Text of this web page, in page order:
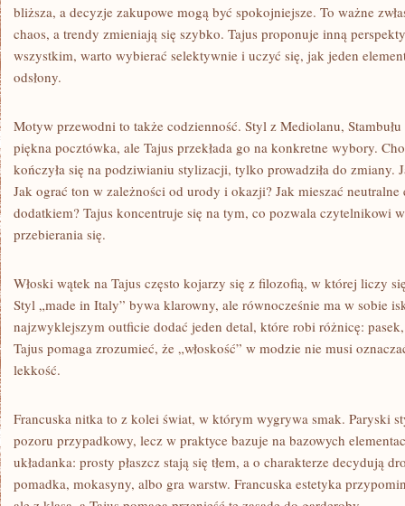
bliższa, a decyzje zakupowe mogą być spokojniejsze. To ważne
chaos, a trendy zmieniają się szybko. Tajus proponuje inną
wszystkim, warto wybierać selektywnie i uczyć się, jak jeden
odsłony.
Motyw przewodni to także codzienność. Styl z Mediolanu,
piękna pocztówka, ale Tajus przekłada go na konkretne wybory.
kończyła się na podziwianiu stylizacji, tylko prowadziła do zmiany.
Jak ograć ton w zależności od urody i okazji? Jak mieszać
dodatkiem? Tajus koncentruje się na tym, co pozwala czytelnikowi
przebierania się.
Włoski wątek na Tajus często kojarzy się z filozofią, w której liczy
Styl „made in Italy” bywa klarowny, ale równocześnie ma w sobie
najzwyklejszym outficie dodać jeden detal, które robi różnicę:
Tajus pomaga zrozumieć, że „włoskość” w modzie nie musi
lekkość.
Francuska nitka to z kolei świat, w którym wygrywa smak. Paryski
pozoru przypadkowy, lecz w praktyce bazuje na bazowych
układanka: prosty płaszcz stają się tłem, a o charakterze decydują
pomadka, mokasyny, albo gra warstw. Francuska estetyka